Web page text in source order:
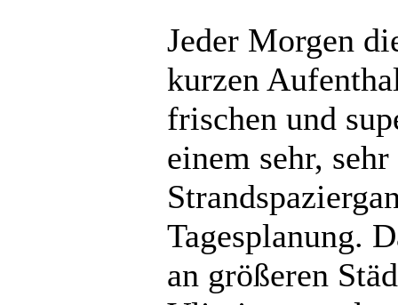
Jeder Morgen
kurzen
frischen und
einem sehr,
Tagesplanung.
an größeren